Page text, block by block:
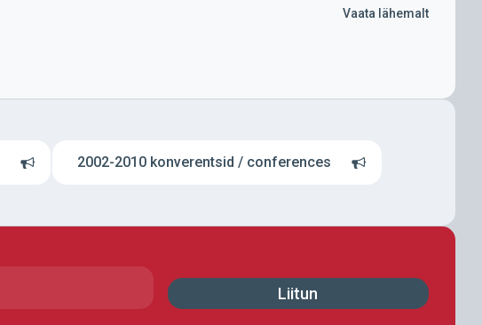
Vaata lähemalt
2002-2010 konverentsid / conferences